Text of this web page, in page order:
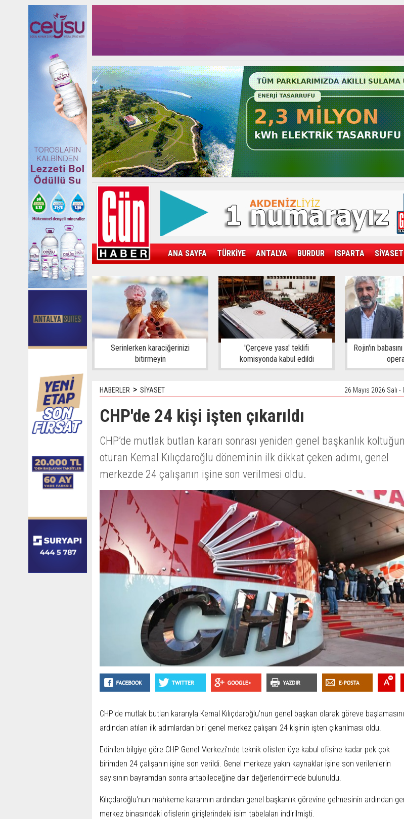
ANA SAYFA TÜRKİYE ANTALYA BURDUR ISPARTA SİYASET
KAMPÜS GÜN'ÜN ÜRÜNÜ SAĞLIK EKONOMİ DÜNYA
Serinlerken karaciğerinizi
bitirmeyin
'Çerçeve yasa' teklifi
komisyonda kabul edildi
Rojin'in
HABERLER > SİYASET 26 Mayıs 2026 Salı -
CHP'de 24 kişi işten çıkarıldı
CHP’de mutlak butlan kararı sonrası yeniden genel başkanlık
oturan Kemal Kılıçdaroğlu döneminin ilk dikkat çeken adımı, genel
merkezde 24 çalışanın işine son verilmesi oldu.
CHP'de mutlak butlan kararıyla Kemal Kılıçdaroğlu'nun genel başkan olarak göreve
ardından atılan ilk adımlardan biri genel merkez çalışanı 24 kişinin işten çıkarılması oldu.
Edinilen bilgiye göre CHP Genel Merkezi'nde teknik ofisten üye kabul ofisine kadar pek çok
birimden 24 çalışanın işine son verildi. Genel merkeze yakın kaynaklar işine son verilenlerin
sayısının bayramdan sonra artabileceğine dair değerlendirmede bulunuldu.
Kılıçdaroğlu'nun mahkeme kararının ardından genel başkanlık görevine gelmesinin ardından
merkez binasındaki ofislerin girişlerindeki isim tabelaları indirilmişti.